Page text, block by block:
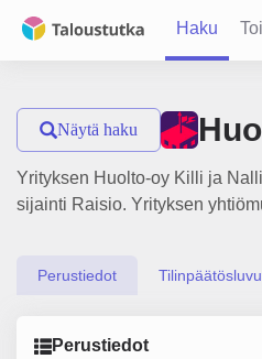
Haku
Näytä haku
Yrityksen Huolto-oy Killi ja
sijainti Raisio. Yrityksen
Perustiedot
Perustiedot